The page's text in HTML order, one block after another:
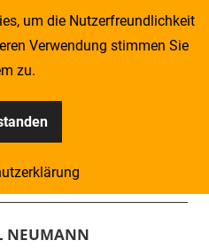
NEUMANN
um die Nutzerfreundlichkeit
Verwendung stimmen Sie
zu.